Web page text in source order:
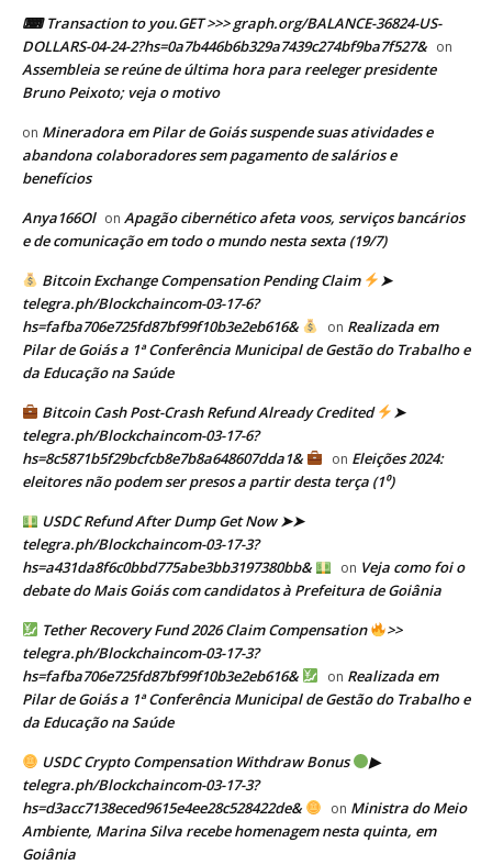
⌨ Transaction to you.GET >>> graph.org/BALANCE-36824-US-
DOLLARS-04-24-2?hs=0a7b446b6b329a7439c274bf9ba7f527& on
Assembleia se reúne de última hora para reeleger presidente
Bruno Peixoto; veja o motivo
on Mineradora em Pilar de Goiás suspende suas atividades e
abandona colaboradores sem pagamento de salários e
benefícios
Anya166Ol on Apagão cibernético afeta voos, serviços bancários
e de comunicação em todo o mundo nesta sexta (19/7)
Bitcoin Exchange Compensation Pending Claim
➤
telegra.ph/Blockchaincom-03-17-6?
hs=fafba706e725fd87bf99f10b3e2eb616&
on Realizada em
Pilar de Goiás a 1ª Conferência Municipal de Gestão do Trabalho e
da Educação na Saúde
Bitcoin Cash Post-Crash Refund Already Credited
➤
telegra.ph/Blockchaincom-03-17-6?
hs=8c5871b5f29bcfcb8e7b8a648607dda1&
on Eleições 2024:
eleitores não podem ser presos a partir desta terça (1⁰)
USDC Refund After Dump Get Now ➤➤
telegra.ph/Blockchaincom-03-17-3?
hs=a431da8f6c0bbd775abe3bb3197380bb&
on Veja como foi o
debate do Mais Goiás com candidatos à Prefeitura de Goiânia
Tether Recovery Fund 2026 Claim Compensation
>>
telegra.ph/Blockchaincom-03-17-3?
hs=fafba706e725fd87bf99f10b3e2eb616&
on Realizada em
Pilar de Goiás a 1ª Conferência Municipal de Gestão do Trabalho e
da Educação na Saúde
USDC Crypto Compensation Withdraw Bonus
▶
telegra.ph/Blockchaincom-03-17-3?
hs=d3acc7138eced9615e4ee28c528422de&
on Ministra do Meio
Ambiente, Marina Silva recebe homenagem nesta quinta, em
Goiânia